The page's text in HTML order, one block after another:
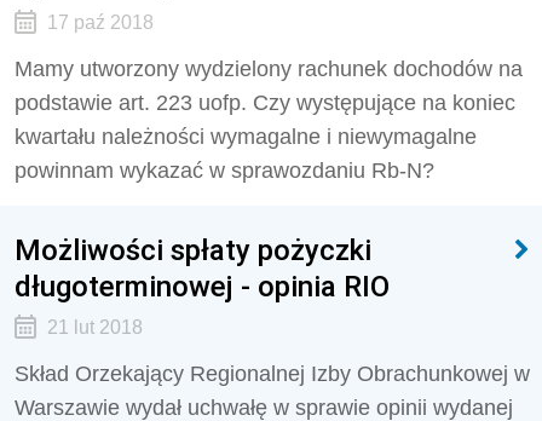
17 paź 2018
Mamy utworzony wydzielony rachunek dochodów na
podstawie art. 223 uofp. Czy występujące na koniec
kwartału należności wymagalne i niewymagalne
powinnam wykazać w sprawozdaniu Rb-N?
Możliwości spłaty pożyczki
długoterminowej - opinia RIO
21 lut 2018
Skład Orzekający Regionalnej Izby Obrachunkowej w
Warszawie wydał uchwałę w sprawie opinii wydanej